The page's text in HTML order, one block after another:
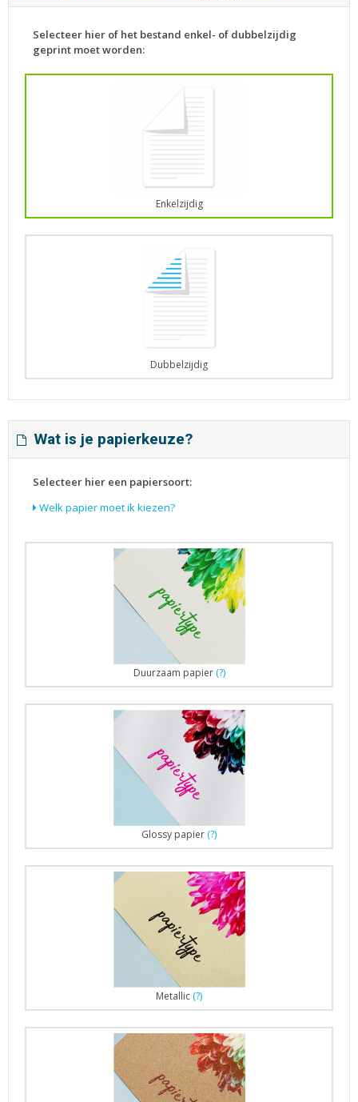
Selecteer hier of het bestand enkel- of dubbelzijdig
geprint moet worden:
Enkelzijdig
Dubbelzijdig
Wat is je papierkeuze?
Selecteer hier een papiersoort:
Welk papier moet ik kiezen?
Duurzaam papier (?)
Glossy papier (?)
Metallic (?)